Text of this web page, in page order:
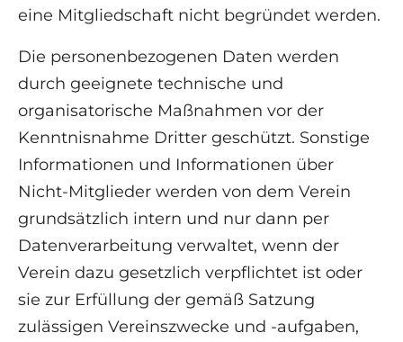
eine Mitgliedschaft nicht begründet werden.
Die personenbezogenen Daten werden
durch geeignete technische und
organisatorische Maßnahmen vor der
Kenntnisnahme Dritter geschützt. Sonstige
Informationen und Informationen über
Nicht-Mitglieder werden von dem Verein
grundsätzlich intern und nur dann per
Datenverarbeitung verwaltet, wenn der
Verein dazu gesetzlich verpflichtet ist oder
sie zur Erfüllung der gemäß Satzung
zulässigen Vereinszwecke und -aufgaben,